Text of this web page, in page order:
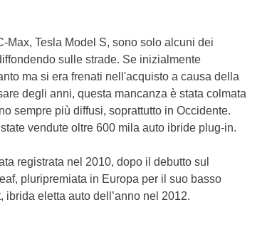
Max, Tesla Model S, sono solo alcuni dei
sulle strade. Se inizialmente
ma si era frenati nell'acquisto a causa della
degli anni, questa mancanza è stata colmata
sempre più diffusi, soprattutto in Occidente.
vendute oltre 600 mila auto ibride plug-in.
registrata nel 2010, dopo il debutto sul
pluripremiata in Europa per il suo basso
eletta auto dell’anno nel 2012.